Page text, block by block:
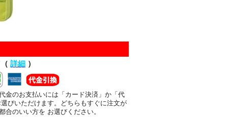
詳細 ）
金のお支払いには「カード決済」か「代
びいただけます。どちらもすぐに注文が
合のいい方を お選びください。